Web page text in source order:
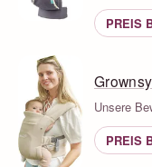
PREIS
Unsere
PREIS